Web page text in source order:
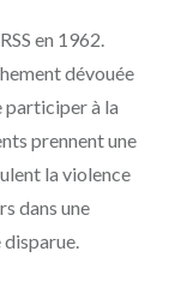
en 1962.
dévouée
participer à la
prennent une
la violence
dans une